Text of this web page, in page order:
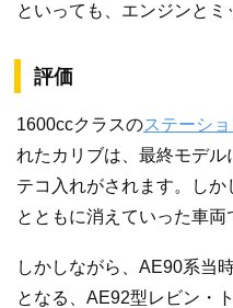
といっても、エンジンとミ
評価
1600ccクラスのステーシ
れたカリブは、最終モデル
テコ入れがされます。し
とともに消えていった車両
しかしながら、AE90系当
となる、AE92型レビン・